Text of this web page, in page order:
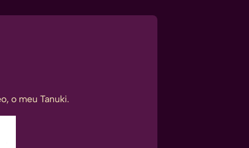
o meu Tanuki.